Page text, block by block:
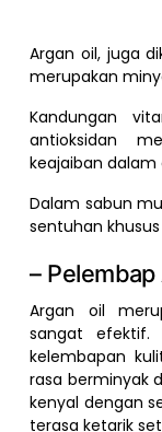
Argan oil, juga
merupakan
Kandungan
antioksidan
keajaiban
Dalam sabun
sentuhan
– Pelembap
Argan oil
sangat efektif.
kelembapan
rasa berminyak
kenyal dengan
terasa ketarik